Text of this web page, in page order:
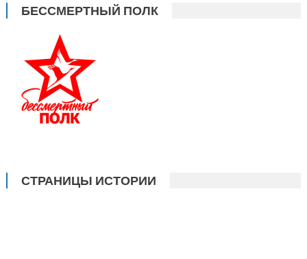
БЕССМЕРТНЫЙ ПОЛК
СТРАНИЦЫ ИСТОРИИ